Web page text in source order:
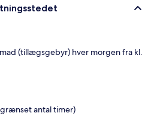
(tillægsgebyr) hver morgen fra kl.
antal timer)